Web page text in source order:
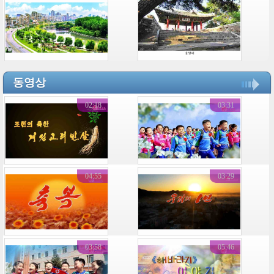
동영상
02:18 03:31
04:55 03:29
03:58 05:46